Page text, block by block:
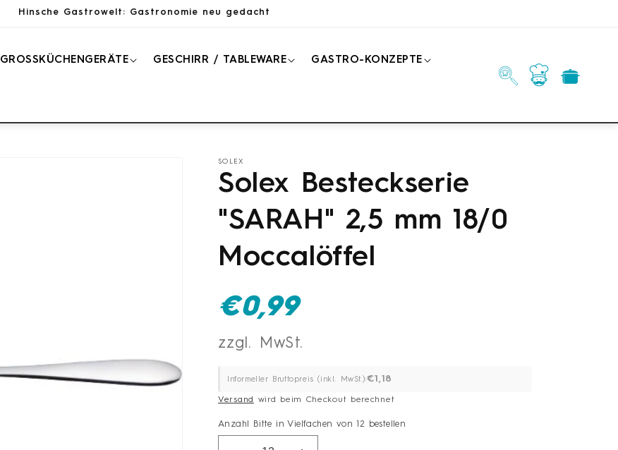
Hinsche Gastrowelt: Gastronomie neu gedacht
GROSSKÜCHENGERÄTE GESCHIRR / TABLEWARE GASTRO-KONZEPTE
EinloggenWarenkorb
SOLEX
Solex Besteckserie
"SARAH" 2,5 mm 18/0
Moccalöffel
Normaler
Preis
€0,99
Informeller Bruttopreis (inkl. MwSt.):€1,18
Versand wird beim Checkout berechnet
Anzahl
Anzahl Bitte in Vielfachen von 12 bestellen